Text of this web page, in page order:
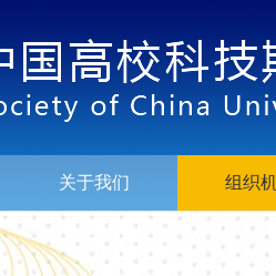
关于我们 组织